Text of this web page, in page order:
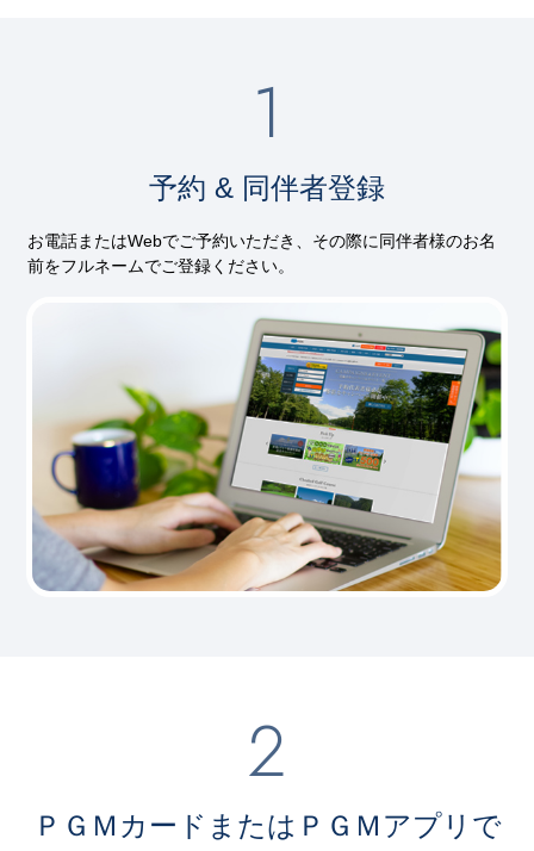
予約 & 同伴者登録
お電話またはWebでご予約いただき、その際に同伴者様のお名
前をフルネームでご登録ください。
ＰＧＭカードまたはＰＧＭアプリで